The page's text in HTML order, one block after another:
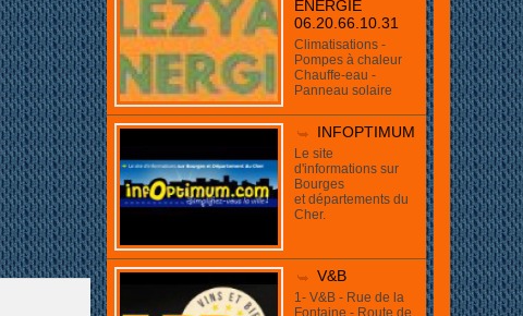
ENERGIE
06.20.66.10.31
Climatisations -
Pompes à chaleur
Chauffe-eau -
Panneau solaire
INFOPTIMUM
Le site
d'informations sur
Bourges
et départements du
Cher.
V&B
1- V&B - Rue de la
Fontaine - Route de